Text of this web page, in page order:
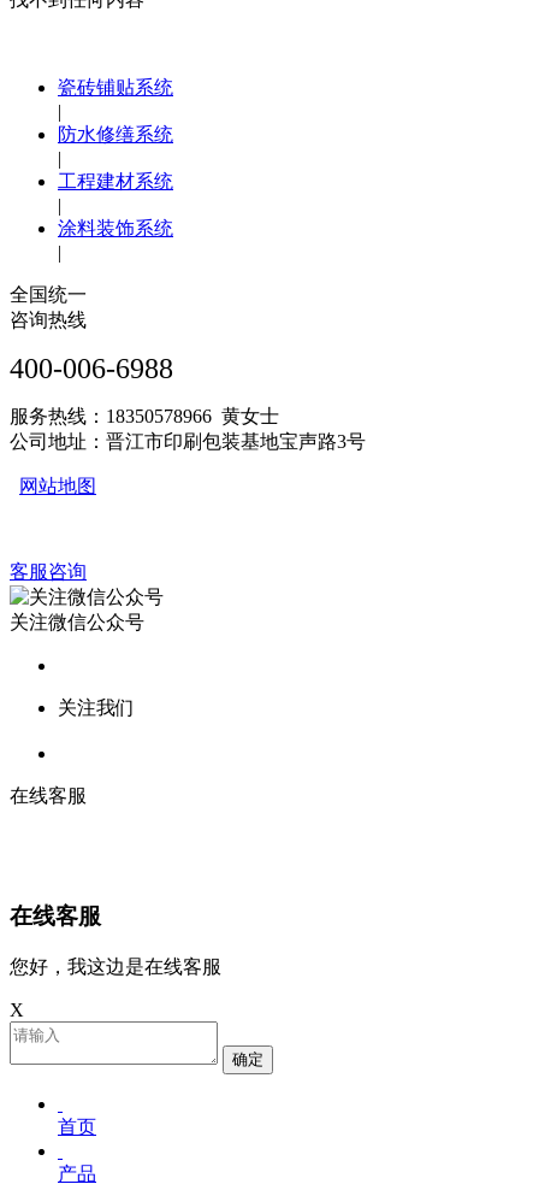
瓷砖铺贴系统
|
防水修缮系统
|
工程建材系统
|
涂料装饰系统
|
全国统一
咨询热线
400-006-6988
服务热线：18350578966 黄女士
公司地址：晋江市印刷包装基地宝声路3号
网站地图
客服咨询
关注微信公众号
关注我们
在线客服
在线客服
您好，我这边是在线客服
X
确定
首页
产品